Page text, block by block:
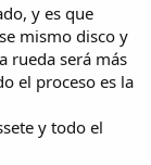
y es que
mismo disco y
rueda será más
el proceso es la
y todo el